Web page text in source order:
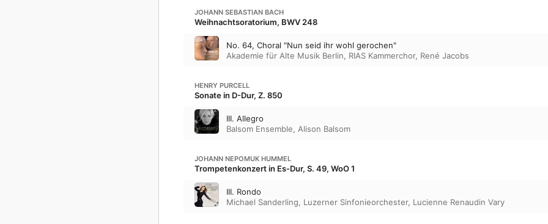
JOHANN SEBASTIAN BACH
Weihnachtsoratorium, BWV 248
No. 64, Choral "Nun seid ihr wohl gerochen"
Akademie für Alte Musik Berlin, RIAS Kammerchor, René Jacobs
HENRY PURCELL
Sonate in D-Dur, Z. 850
III. Allegro
Balsom Ensemble, Alison Balsom
JOHANN NEPOMUK HUMMEL
Trompetenkonzert in Es-Dur, S. 49, WoO 1
III. Rondo
Michael Sanderling, Luzerner Sinfonieorchester, Lucienne Renaudin Vary